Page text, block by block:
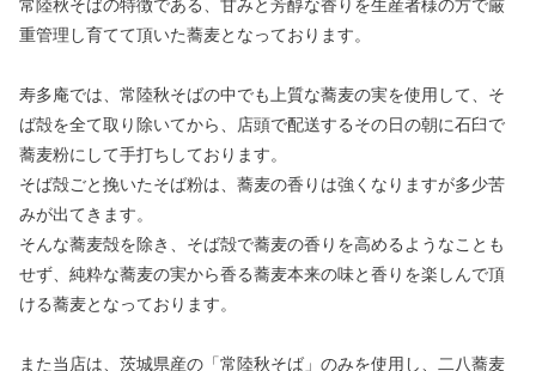
常陸秋そばの特徴である、甘みと芳醇な香りを生産者様の方で厳
重管理し育てて頂いた蕎麦となっております。
寿多庵では、常陸秋そばの中でも上質な蕎麦の実を使用して、そ
ば殻を全て取り除いてから、店頭で配送するその日の朝に石臼で
蕎麦粉にして手打ちしております。
そば殻ごと挽いたそば粉は、蕎麦の香りは強くなりますが多少苦
みが出てきます。
そんな蕎麦殻を除き、そば殻で蕎麦の香りを高めるようなことも
せず、純粋な蕎麦の実から香る蕎麦本来の味と香りを楽しんで頂
ける蕎麦となっております。
また当店は、茨城県産の「常陸秋そば」のみを使用し、二八蕎麦